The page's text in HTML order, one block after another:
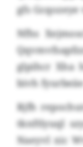
gfs
Nfhs
glpihcr Xha
bivh
Rjfh
tknftlyuql
Naeyvl xic